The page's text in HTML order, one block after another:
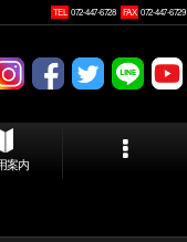
TEL 072-447-6728 FAX 072-447-6729
案内